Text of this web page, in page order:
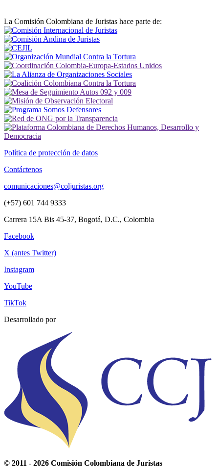
La Comisión Colombiana de Juristas hace parte de:
Política de protección de datos
Contáctenos
comunicaciones@coljuristas.org
(+57) 601 744 9333
Carrera 15A Bis 45-37, Bogotá, D.C., Colombia
Facebook
X (antes Twitter)
Instagram
YouTube
TikTok
Desarrollado por
© 2011 - 2026 Comisión Colombiana de Juristas